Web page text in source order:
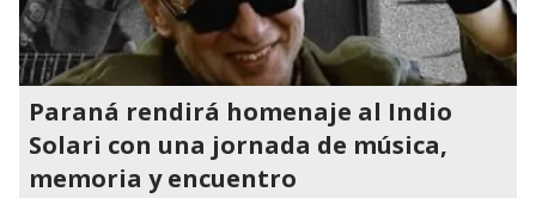
Paraná rendirá homenaje al Indio
Solari con una jornada de música,
memoria y encuentro